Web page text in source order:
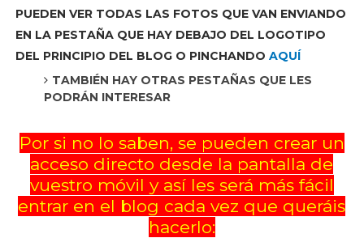
PUEDEN VER TODAS LAS FOTOS QUE VAN ENVIANDO
EN LA PESTAÑA QUE HAY DEBAJO DEL LOGOTIPO
DEL PRINCIPIO DEL BLOG O PINCHANDO AQUÍ
TAMBIÉN HAY OTRAS PESTAÑAS QUE LES
PODRÁN INTERESAR
Por si no lo saben, se pueden crear un
acceso directo desde la pantalla de
vuestro móvil y así les será más fácil
entrar en el blog cada vez que queráis
hacerlo: